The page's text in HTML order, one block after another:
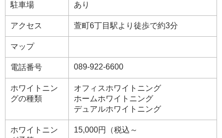
駐車場 あり
アクセス 萱町6丁目駅より徒歩で約3分
マップ
電話番号 089-922-6600
ホワイトニン
グの種類
オフィスホワイトニング
ホームホワイトニング
デュアルホワイトニング
ホワイトニン
15,000円（税込～